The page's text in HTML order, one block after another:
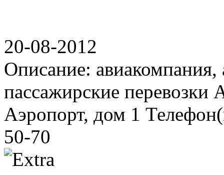
20-08-2012
Описание: авиакомпания,
пассажирские перевозки
Аэропорт, дом 1
50-70